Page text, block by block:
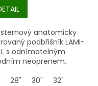
anatomicky
podbřišník LAMI-
s odnímatelným
neoprenem.
28" 30" 32"